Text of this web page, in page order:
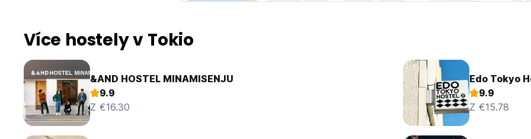
Více hostely v Tokio
&AND HOSTEL MINAMISENJU
9.9
Z €16.30
Edo Tokyo
9.9
Z €15.78